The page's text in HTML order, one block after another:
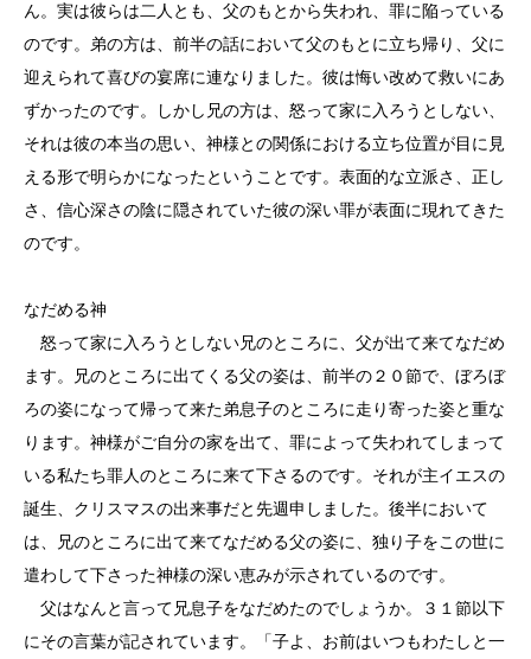
ん。実は彼らは二人とも、父のもとから失われ、罪に陥っている
のです。弟の方は、前半の話において父のもとに立ち帰り、父に
迎えられて喜びの宴席に連なりました。彼は悔い改めて救いにあ
ずかったのです。しかし兄の方は、怒って家に入ろうとしない、
それは彼の本当の思い、神様との関係における立ち位置が目に見
える形で明らかになったということです。表面的な立派さ、正し
さ、信心深さの陰に隠されていた彼の深い罪が表面に現れてきた
のです。
なだめる神
怒って家に入ろうとしない兄のところに、父が出て来てなだめ
ます。兄のところに出てくる父の姿は、前半の２０節で、ぼろぼ
ろの姿になって帰って来た弟息子のところに走り寄った姿と重な
ります。神様がご自分の家を出て、罪によって失われてしまって
いる私たち罪人のところに来て下さるのです。それが主イエスの
誕生、クリスマスの出来事だと先週申しました。後半において
は、兄のところに出て来てなだめる父の姿に、独り子をこの世に
遣わして下さった神様の深い恵みが示されているのです。
父はなんと言って兄息子をなだめたのでしょうか。３１節以下
にその言葉が記されています。「子よ、お前はいつもわたしと一